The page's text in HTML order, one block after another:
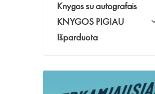
Knygos su autografais
KNYGOS PIGIAU
Išparduota